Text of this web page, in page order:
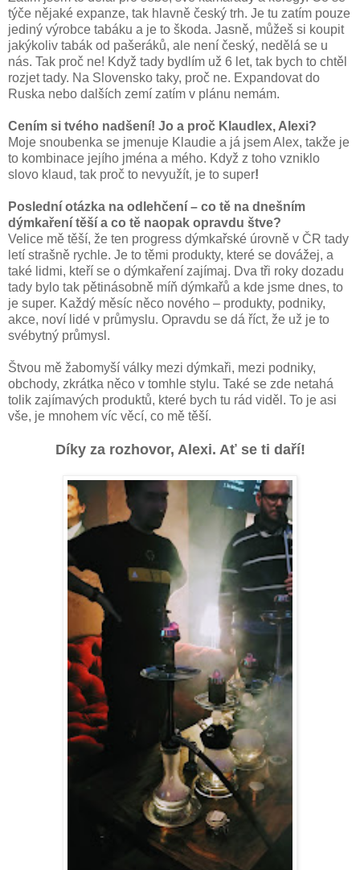
týče nějaké expanze, tak hlavně český trh. Je tu zatím pouze
jediný výrobce tabáku a je to škoda. Jasně, můžeš si koupit
jakýkoliv tabák od pašeráků, ale není český, nedělá se u
nás. Tak proč ne! Když tady bydlím už 6 let, tak bych to chtěl
rozjet tady. Na Slovensko taky, proč ne. Expandovat do
Ruska nebo dalších zemí zatím v plánu nemám.
Cením si tvého nadšení! Jo a proč Klaudlex, Alexi?
Moje snoubenka se jmenuje Klaudie a já jsem Alex, takže je
to kombinace jejího jména a mého. Když z toho vzniklo
slovo klaud, tak proč to nevyužít, je to super!
Poslední otázka na odlehčení – co tě na dnešním
dýmkaření těší a co tě naopak opravdu štve?
Velice mě těší, že ten progress dýmkařské úrovně v ČR tady
letí strašně rychle. Je to těmi produkty, které se dovážej, a
také lidmi, kteří se o dýmkaření zajímaj. Dva tři roky dozadu
tady bylo tak pětinásobně míň dýmkařů a kde jsme dnes, to
je super. Každý měsíc něco nového – produkty, podniky,
akce, noví lidé v průmyslu. Opravdu se dá říct, že už je to
svébytný průmysl.
Štvou mě žabomyší války mezi dýmkaři, mezi podniky,
obchody, zkrátka něco v tomhle stylu. Také se zde netahá
tolik zajímavých produktů, které bych tu rád viděl. To je asi
vše, je mnohem víc věcí, co mě těší.
Díky za rozhovor, Alexi. Ať se ti daří!